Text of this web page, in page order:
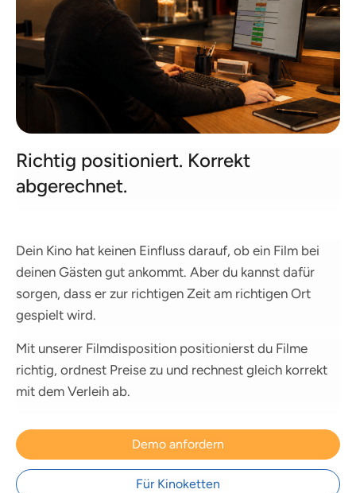
Richtig positioniert. Korrekt
abgerechnet.
Dein Kino hat keinen Einfluss darauf, ob ein Film bei
deinen Gästen gut ankommt. Aber du kannst dafür
sorgen, dass er zur richtigen Zeit am richtigen Ort
gespielt wird.
Mit unserer Filmdisposition positionierst du Filme
richtig, ordnest Preise zu und rechnest gleich korrekt
mit dem Verleih ab.
Demo anfordern
Für Kinoketten